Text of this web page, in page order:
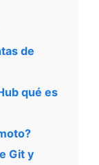
de
qué es
Git y